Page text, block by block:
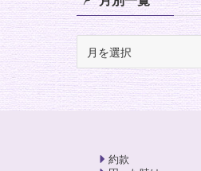
別
一
覧
約款